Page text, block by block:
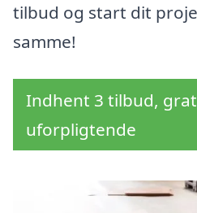
tilbud og start dit
samme!
Indhent 3 tilbud,
uforpligtende